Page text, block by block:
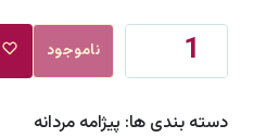
ناموجود
دسته بندی ها: پیژامه مردانه